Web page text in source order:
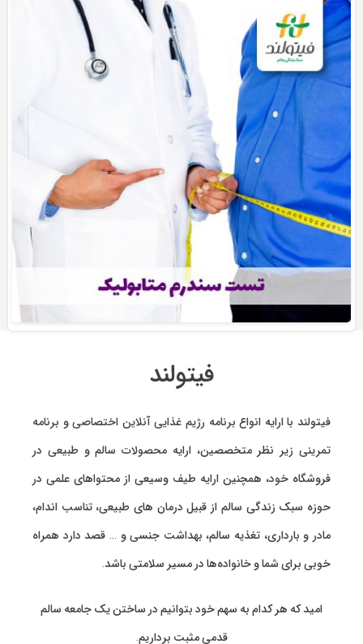
فیتولند
فیتولند با ارایه انواع برنامه رژیم غذایی آنلاین اختصاصیو برنامه
تمرینیزیر نظر متخصصین، ارایه محصولات سالم و طبیعی در
فروشگاه خود، همچنین ارایه طیف وسیعی از محتواهای علمی در
حوزه سبک زندگی سالم از قبیل درمان های طبیعی، تناسب اندام،
مادر و بارداری، تغذیه سالم، بهداشت جنسی و … قصد دارد همراه
خوبی برای شما و خانواده‌ها در مسیر سلامتی باشد.
امید که هر کدام به سهم خود بتوانیم در ساختن یک جامعه سالم
قدمی مثبت برداریم.